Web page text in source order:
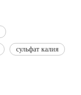
сульфат калия